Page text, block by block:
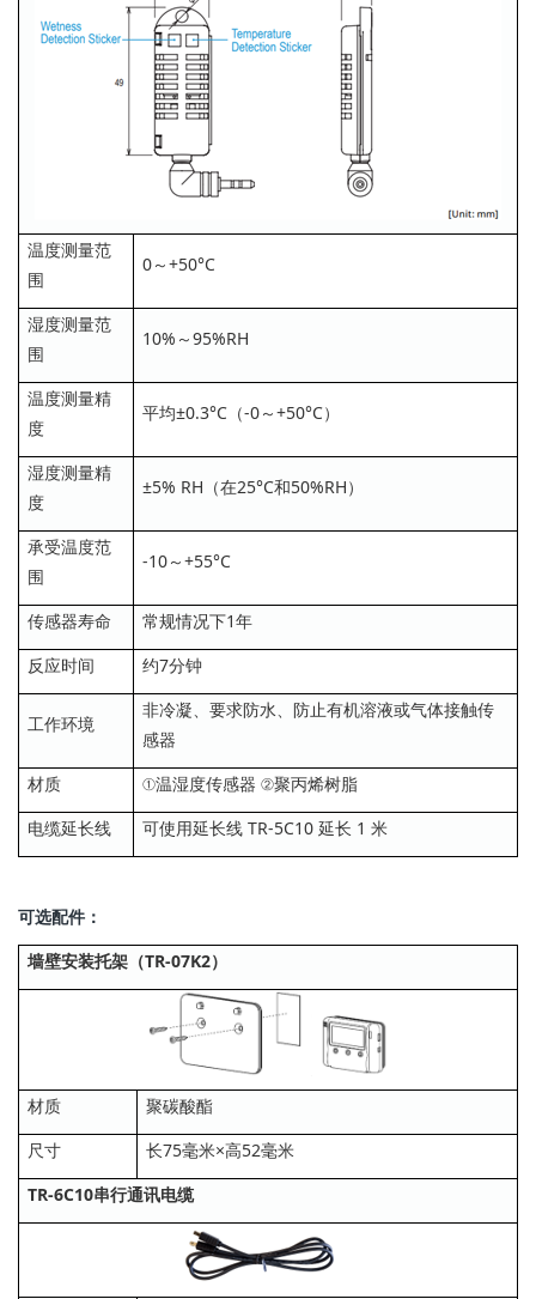
温度测量范
围
0～+50°C
湿度测量范
围
10%～95%RH
温度测量精
度
平均±0.3°C（-0～+50°C）
湿度测量精
度
±5% RH（在25°C和50%RH）
承受温度范
围
-10～+55°C
传感器寿命
常规情况下1年
反应时间
约7分钟
工作环境
非冷凝、要求防水、防止有机溶液或气体接触传
感器
材质
①温湿度传感器 ②聚丙烯树脂
电缆延长线
可使用延长线 TR-5C10 延长 1 米
可选配件：
墙壁安装托架（TR-07K2）
材质
聚碳酸酯
尺寸
长75毫米×高52毫米
TR-6C10串行通讯电缆